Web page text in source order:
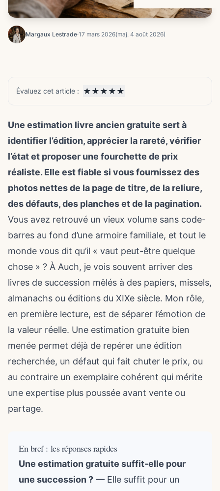
Margaux Lestrade·17 mars 2026(maj. 4 août 2026)
Évaluez cet article : ★ ★ ★ ★ ★
Une estimation livre ancien gratuite sert à
identifier l’édition, apprécier la rareté, vérifier
l’état et proposer une fourchette de prix
réaliste. Elle est fiable si vous fournissez des
photos nettes de la page de titre, de la reliure,
des défauts, des planches et de la pagination.
Vous avez retrouvé un vieux volume sans code-
barres au fond d’une armoire familiale, et tout le
monde vous dit qu’il « vaut peut-être quelque
chose » ? À Auch, je vois souvent arriver des
livres de succession mêlés à des papiers, missels,
almanachs ou éditions du XIXe siècle. Mon rôle,
en première lecture, est de séparer l’émotion de
la valeur réelle. Une estimation gratuite bien
menée permet déjà de repérer une édition
recherchée, un défaut qui fait chuter le prix, ou
au contraire un exemplaire cohérent qui mérite
une expertise plus poussée avant vente ou
partage.
En bref : les réponses rapides
Une estimation gratuite suffit-elle pour
une succession ? — Elle suffit pour un